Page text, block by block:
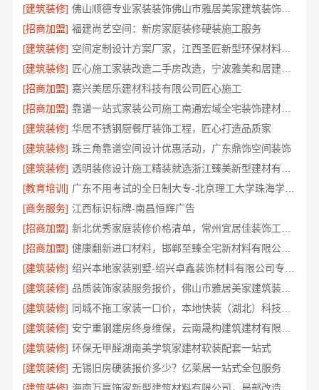
[建筑装修]
佛山顺德专业家装装饰佛山市雅居美家建筑装饰工程有限公司
[招商加盟] 福建尚艺空间：新房家庭装修硬装施工服务
[建筑装修]
空间定制设计方案厂家，江西圣匠新型环保材料有限公司，个性化全屋整装
[建筑装修]
匠心施工家装改造二手房改造，宁波雅美和居建材科技有限公司
[招商加盟] 嘉兴美居乐建材科技有限公司匠心施工
[招商加盟]
靠谱一站式家装公司施工南通宏域全宅装饰建材有限公司
[建筑装修] 华居不锈钢厨餐厅装饰工程，匠心打造品质家
[建筑装修] 珠三角靠谱空间设计优惠活动，广东鼎饰空间装饰
[建筑装修]
[教育培训]
广东不用考试的全日制大专-北京理工大学珠海学院继教院
[商务服务] 江西标识标牌-南昌恒辉广告
[招商加盟]
[招商加盟]
健康翻新进口材料，邯郸至臻全宅新材料有限公司臻选全球优质原料
[建筑装修]
[建筑装修]
品质装饰家装服务报价，佛山市雅居美家建筑装饰工程有限公司透明实惠
[建筑装修]
[建筑装修]
[建筑装修] 环保无甲醛湖南美学筑家建材软装配套一站式
[建筑装修] 无锡旧房硬装报价多少？亿莱居一站式全包服务